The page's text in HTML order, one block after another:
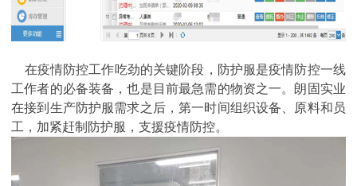
在疫情防控工作吃劲的关键阶段，防护服是疫情防控一线
工作者的必备装备，也是目前最急需的物资之一。朗固实业
在接到生产防护服需求之后，第一时间组织设备、原料和员
工，加紧赶制防护服，支援疫情防控。